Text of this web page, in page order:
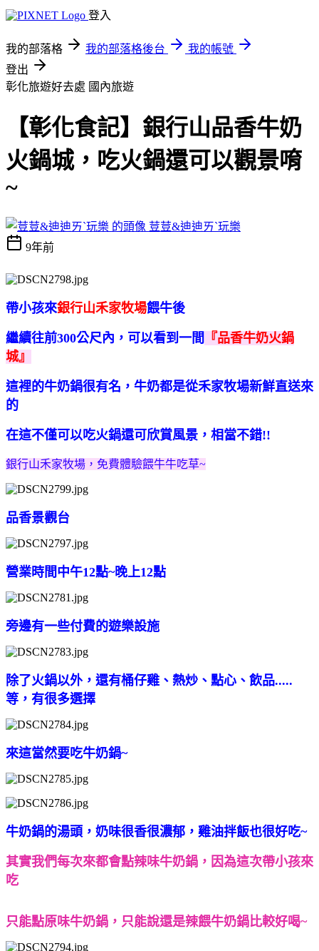
登入
我的部落格 我的部落格後台
我的帳號
登出
彰化旅遊好去處 國內旅遊
【彰化食記】銀行山品香牛奶
火鍋城，吃火鍋還可以觀景唷
~
荳荳&迪迪ㄞˋ玩樂
9年前
帶小孩來銀行山禾家牧場餵牛後
繼續往前300公尺內，可以看到一間 『品香牛奶火鍋
城』
這裡的牛奶鍋很有名，牛奶都是從禾家牧場新鮮直送來
的
在這不僅可以吃火鍋還可欣賞風景，相當不錯!!
銀行山禾家牧場，免費體驗餵牛牛吃草~
品香景觀台
營業時間中午12點~晚上12點
旁邊有一些付費的遊樂設施
除了火鍋以外，還有桶仔雞、熱炒、點心、飲品.....
等，有很多選擇
來這當然要吃牛奶鍋~
牛奶鍋的湯頭，奶味很香很濃郁，雞油拌飯也很好吃~
其實我們每次來都會點辣味牛奶鍋，因為這次帶小孩來
吃
只能點原味牛奶鍋，只能說還是辣餵牛奶鍋比較好喝~